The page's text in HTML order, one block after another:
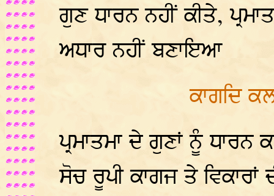
ਗੁਣ ਧਾਰਨ ਨਹੀਂ ਕੀਤੇ,
ਅਧਾਰ ਨਹੀਂ ਬਣਾਇਆ
ਕਾਗਦਿ
ਪ੍ਰਮਾਤਮਾ ਦੇ ਗੁਣਾਂ ਨੂੰ
ਸੋਚ ਰੂਪੀ ਕਾਗਜ ਤੇ ਵਿਕਾਰਾਂ